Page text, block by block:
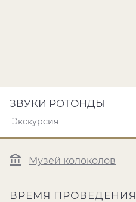
ЗВУКИ РОТОНДЫ
Экскурсия
Музей колоколов
ВРЕМЯ ПРОВЕДЕНИЯ